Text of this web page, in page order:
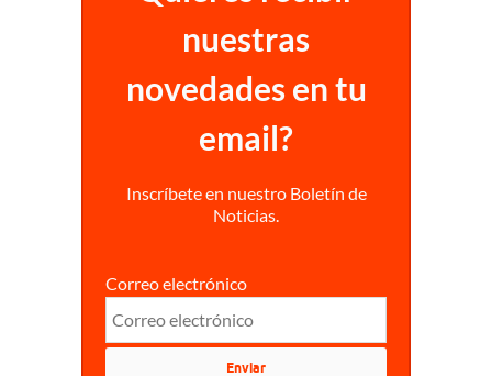
nuestras
novedades en tu
email?
Inscríbete en nuestro Boletín de
Noticias.
Correo electrónico